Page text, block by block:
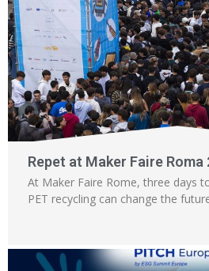
Repet at Maker Faire Roma
At Maker Faire Rome, three days
PET recycling can change the